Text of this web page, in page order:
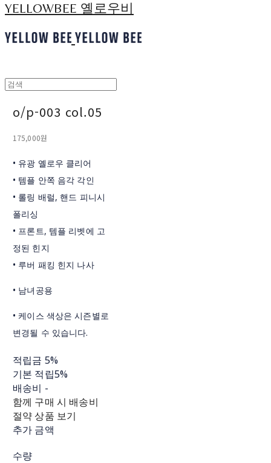
YELLOWBEE 옐로우비
o/p-003 col.05
175,000원
• 유광 옐로우 클리어
• 템플 안쪽 음각 각인
• 롤링 배럴, 핸드 피니시
폴리싱
• 프론트, 템플 리벳에 고
정된 힌지
• 루버 패킹 힌지 나사
• 남녀공용
• 케이스 색상은 시즌별로
변경될 수 있습니다.
적립금 5%
기본 적립5%
배송비 -
함께 구매 시 배송비
절약 상품 보기
추가 금액
수량